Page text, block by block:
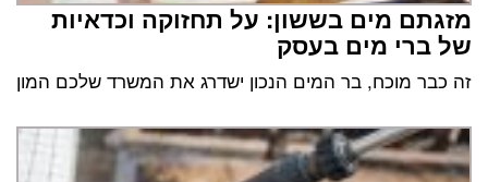
מזגתם מים בששון: על תחזוקה וכדאיות
של ברי מים בעסק
זה כבר מוכח, בר המים הנכון ישדרג את המשרד שלכם המון